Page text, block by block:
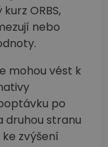
ORBS,
nebo
mohou vést k
po
druhou stranu
zvýšení